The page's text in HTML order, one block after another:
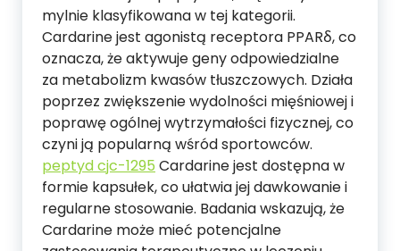
mylnie klasyfikowana w tej kategorii.
Cardarine jest agonistą receptora PPARδ, co
oznacza, że aktywuje geny odpowiedzialne
za metabolizm kwasów tłuszczowych. Działa
poprzez zwiększenie wydolności mięśniowej i
poprawę ogólnej wytrzymałości fizycznej, co
czyni ją popularną wśród sportowców.
peptyd cjc-1295 Cardarine jest dostępna w
formie kapsułek, co ułatwia jej dawkowanie i
regularne stosowanie. Badania wskazują, że
Cardarine może mieć potencjalne